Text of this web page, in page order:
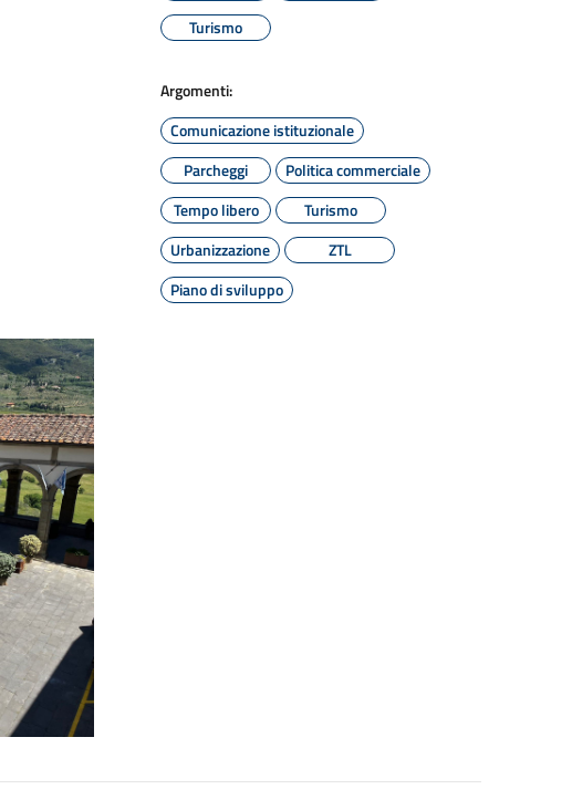
Turismo
Argomenti:
Comunicazione istituzionale
Parcheggi
Politica commerciale
Tempo libero
Turismo
Urbanizzazione
ZTL
Piano di sviluppo